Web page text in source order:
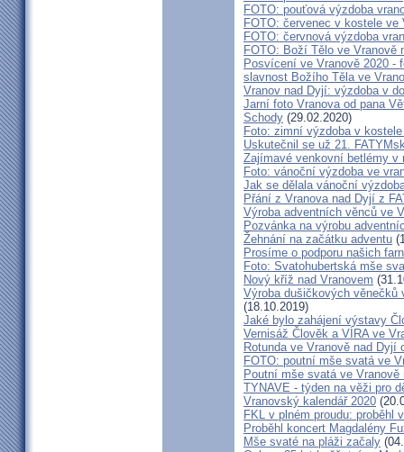
FOTO: pouťová výzdoba
FOTO: červenec v kostele ve
FOTO: červnová výzdoba
FOTO: Boží Tělo ve Vranově
Posvícení ve Vranově 2020 -
slavnost Božího Těla ve
Vranov nad Dyjí: výzdoba v
Jarní foto Vranova od pana
Schody (29.02.2020)
Foto: zimní výzdoba v
Uskutečnil se už 21.
Zajímavé venkovní betlémy v
Foto: vánoční výzdoba ve
Jak se dělala vánoční
Přání z Vranova nad Dyjí z
Výroba adventních věnců ve
Pozvánka na výrobu
Žehnání na začátku adventu
Prosíme o podporu našich
Foto: Svatohubertská mše
Nový kříž nad Vranovem
Výroba dušičkových
(18.10.2019)
Jaké bylo zahájení výstavy
Vernisáž Člověk a VÍRA ve
Rotunda ve Vranově nad Dyjí
FOTO: poutní mše svatá ve
Poutní mše svatá ve Vranově
TYNAVE - týden na věži pro
Vranovský kalendář 2020
FKL v plném proudu: proběhl
Proběhl koncert Magdalény
Mše svaté na pláži začaly